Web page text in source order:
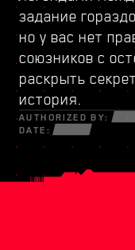
задание
но у вас нет
союзников с
раскрыть
история.
AUTHORIZED BY:
DATE:
таится много
открываются
конца. Здесь
которых
наёмников,
денег и славы.